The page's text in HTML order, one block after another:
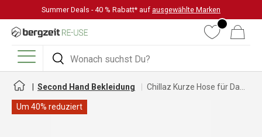
DIREKT ZUM INHALT
Summer Deals - 40 % Rabatt* auf ausgewählte Marken
Suchen
Suchen
WunschlisteWarenkorb
Menü
Second Hand Bekleidung
Um 40% reduziert